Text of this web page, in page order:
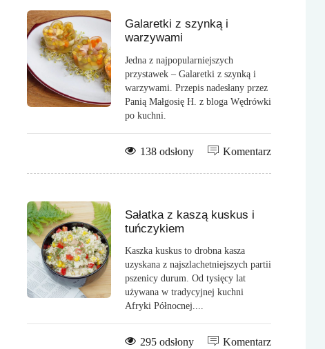
Galaretki z szynką i
warzywami
Jedna z najpopularniejszych
przystawek – Galaretki z szynką i
warzywami. Przepis nadesłany przez
Panią Małgosię H. z bloga Wędrówki
po kuchni.
Komentarz
138 odsłony
Sałatka z kaszą kuskus i
tuńczykiem
Kaszka kuskus to drobna kasza
uzyskana z najszlachetniejszych partii
pszenicy durum. Od tysięcy lat
używana w tradycyjnej kuchni
Afryki Północnej....
Komentarz
295 odsłony